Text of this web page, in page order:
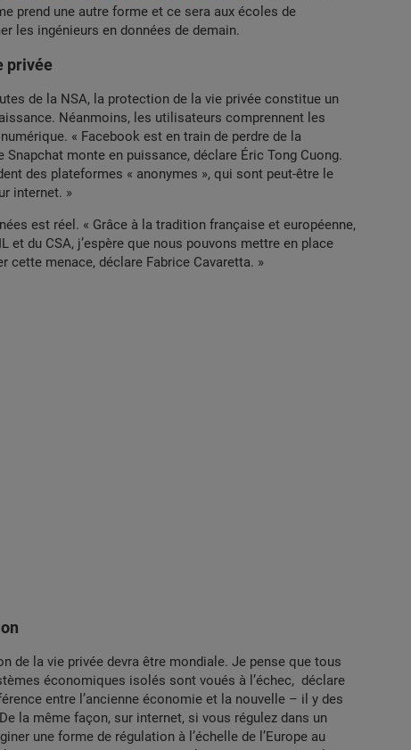
prend une autre forme et ce sera aux écoles de
les ingénieurs en données de demain.
privée
de la NSA, la protection de la vie privée constitue un
Néanmoins, les utilisateurs comprennent les
« Facebook est en train de perdre de la
monte en puissance, déclare Éric Tong Cuong.
des plateformes « anonymes », qui sont peut-être le
internet. »
est réel. « Grâce à la tradition française et européenne,
et du CSA, j’espère que nous pouvons mettre en place
cette menace, déclare Fabrice Cavaretta. »
de la vie privée devra être mondiale. Je pense que tous
économiques isolés sont voués à l’échec, déclare
entre l’ancienne économie et la nouvelle – il y des
la même façon, sur internet, si vous régulez dans un
une forme de régulation à l’échelle de l’Europe au